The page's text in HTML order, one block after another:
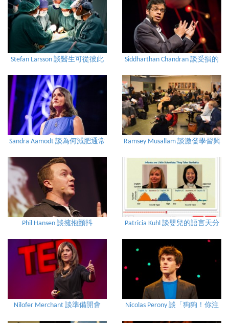
Stefan Larsson 談醫生可從彼此
Siddharthan Chandran 談受損的
Sandra Aamodt 談為何減肥通常
Ramsey Musallam 談激發學習興
Phil Hansen 談擁抱顫抖 Patricia Kuhl 談嬰兒的語言天分
Nilofer Merchant 談準備開會
Nicolas Perony 談「狗狗！你注